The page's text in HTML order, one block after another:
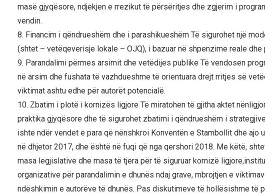
masë gjyqësore, ndjekjen e rrezikut të përsëritjes dhe zgjerim i
vendin.
8. Financim i qëndrueshëm dhe i parashikueshëm Të sigurohet një
(shtet – vetëqeverisje lokale – OJQ), i bazuar në shpenzime reale dhe
9. Parandalimi përmes arsimit dhe vetëdijes publike Të vendosen
në arsim dhe fushata të vazhdueshme të orientuara drejt rritjes së
viktimat ashtu edhe për autorët potencialë.
10. Zbatim i plotë i kornizës ligjore Të miratohen të gjitha aktet
praktika gjyqësore dhe të sigurohet zbatimi i qëndrueshëm i
ishte ndër vendet e para që nënshkroi Konventën e Stambollit dhe ajo
në dhjetor 2017, dhe është në fuqi që nga qershori 2018. Me këtë,
masa legjislative dhe masa të tjera për të siguruar kornizë
organizative për parandalimin e dhunës ndaj grave, mbrojtjen e
ndëshkimin e autorëve të dhunës. Pas diskutimeve të hollësishme të